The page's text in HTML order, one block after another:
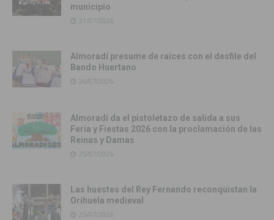
municipio
31/07/2026
Almoradí presume de raíces con el desfile del
Bando Huertano
26/07/2026
Almoradí da el pistoletazo de salida a sus
Feria y Fiestas 2026 con la proclamación de las
Reinas y Damas
25/07/2026
Las huestes del Rey Fernando reconquistan la
Orihuela medieval
25/07/2026